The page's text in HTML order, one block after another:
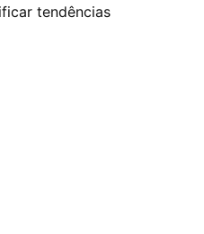
tendências